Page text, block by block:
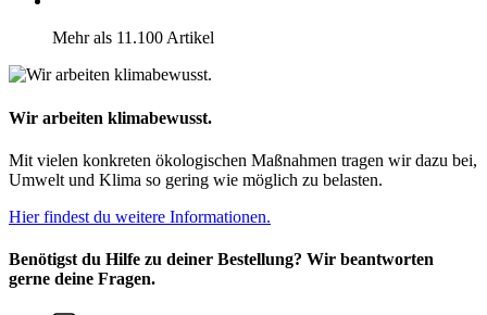
Mehr als 11.100 Artikel
Wir arbeiten klimabewusst.
Mit vielen konkreten ökologischen Maßnahmen tragen wir dazu bei,
Umwelt und Klima so gering wie möglich zu belasten.
Hier findest du weitere Informationen.
Benötigst du Hilfe zu deiner Bestellung? Wir beantworten
gerne deine Fragen.